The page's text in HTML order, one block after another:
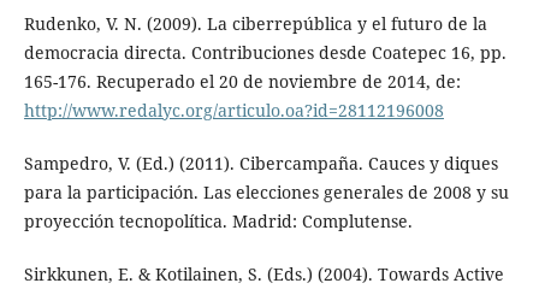
Rudenko, V. N. (2009). La ciberrepública y el futuro de la
democracia directa. Contribuciones desde Coatepec 16, pp.
165-176. Recuperado el 20 de noviembre de 2014, de:
http://www.redalyc.org/articulo.oa?id=28112196008
Sampedro, V. (Ed.) (2011). Cibercampaña. Cauces y diques
para la participación. Las elecciones generales de 2008 y su
proyección tecnopolítica. Madrid: Complutense.
Sirkkunen, E. & Kotilainen, S. (Eds.) (2004). Towards Active